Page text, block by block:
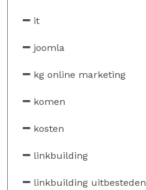
it
joomla
kg online marketing
komen
kosten
linkbuilding
linkbuilding uitbesteden